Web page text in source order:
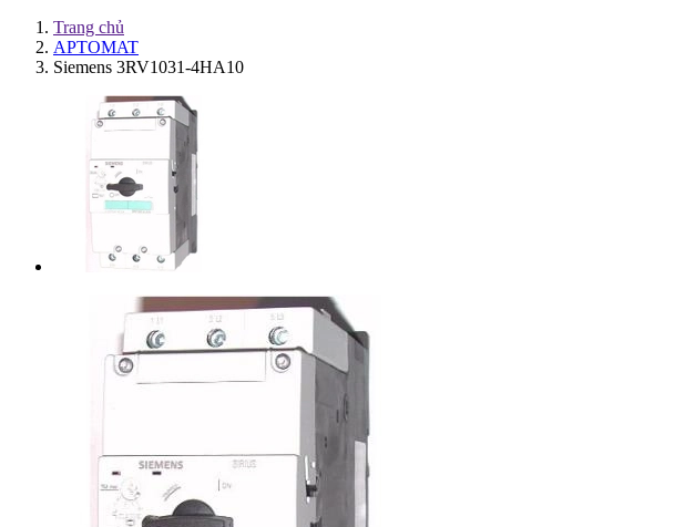
Trang chủ
APTOMAT
Siemens 3RV1031-4HA10